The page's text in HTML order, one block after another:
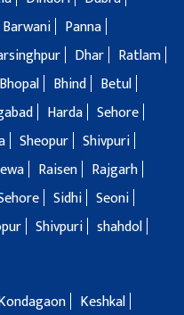
Barwani
Panna
Dhar
Ratlam
Bhopal Bhind
Betul
Harda Sehore
Sheopur Shivpuri
Raisen
Rajgarh
Sidhi Seoni
Shivpuri shahdol
Keshkal